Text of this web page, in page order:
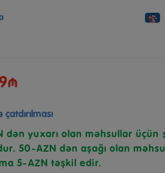
çatdırılması
dən yuxarı olan məhsullar üçün
50-AZN dən aşağı olan
5-AZN təşkil edir.